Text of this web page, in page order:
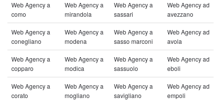
Web Agency a
como
Web Agency a
mirandola
Web Agency a
sassari
Web Agency ad
avezzano
Web Agency a
conegliano
Web Agency a
modena
Web Agency a
sasso marconi
Web Agency ad
avola
Web Agency a
copparo
Web Agency a
modica
Web Agency a
sassuolo
Web Agency ad
eboli
Web Agency a
corato
Web Agency a
mogliano
Web Agency a
savigliano
Web Agency ad
empoli